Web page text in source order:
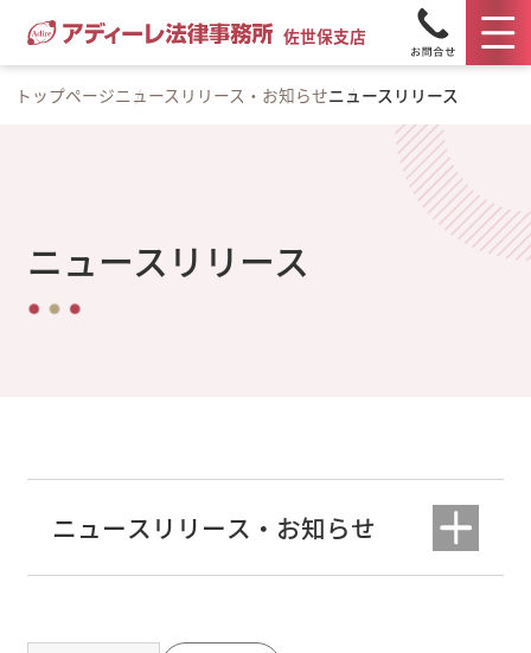
佐世保支店
トップページニュースリリース・お知らせニュースリリース
ニュースリリース
ニュースリリース・お知らせ